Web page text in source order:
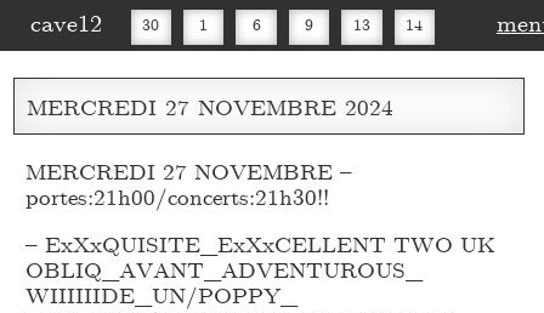
cave12 30 1 6 9 13 14
16 20 27 30
MERCREDI 27 NOVEMBRE 2024
MERCREDI 27 NOVEMBRE –
portes:21h00/concerts:21h30!!
– ExXxQUISITE_ExXxCELLENT TWO UK
OBLIQ_ AVANT_ ADVENTUROUS_
WIIIIIIDE_UN/POPPY_